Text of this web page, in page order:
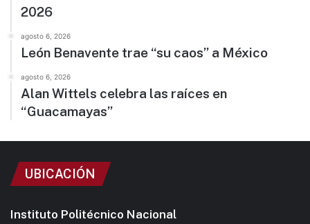
2026
agosto 6, 2026
León Benavente trae “su caos” a México
agosto 6, 2026
Alan Wittels celebra las raíces en
“Guacamayas”
UBICACIÓN
Instituto Politécnico Nacional